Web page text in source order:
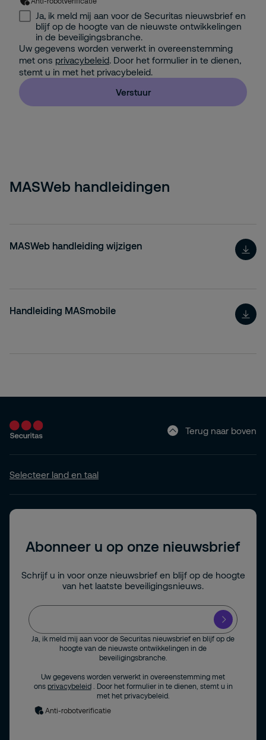
Ja, ik meld mij aan voor de Securitas nieuwsbrief en
blijf op de hoogte van de nieuwste ontwikkelingen
in de beveiligingsbranche.
Uw gegevens worden verwerkt in overeenstemming
met ons privacybeleid. Door het formulier in te dienen,
stemt u in met het privacybeleid.
Verstuur
MASWeb handleidingen
MASWeb handleiding wijzigen
Handleiding MASmobile
Terug naar boven
Selecteer land en taal
Abonneer u op onze nieuwsbrief
Schrijf u in voor onze nieuwsbrief en blijf op de hoogte
van het laatste beveiligingsnieuws.
Ja, ik meld mij aan voor de Securitas nieuwsbrief en blijf op de
hoogte van de nieuwste ontwikkelingen in de
beveiligingsbranche.
Uw gegevens worden verwerkt in overeenstemming met
ons privacybeleid
. Door het formulier in te dienen, stemt u in
met het privacybeleid.
Anti-robotverificatie